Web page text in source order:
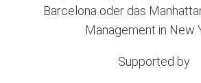
Barcelona oder das
Management in New
Supported by